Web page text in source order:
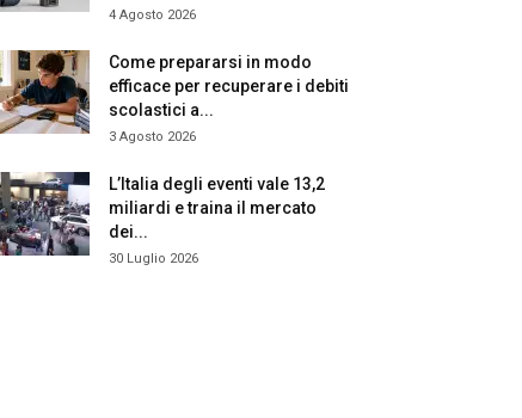
4 Agosto 2026
Come prepararsi in modo
efficace per recuperare i debiti
scolastici a...
3 Agosto 2026
L’Italia degli eventi vale 13,2
miliardi e traina il mercato
dei...
30 Luglio 2026